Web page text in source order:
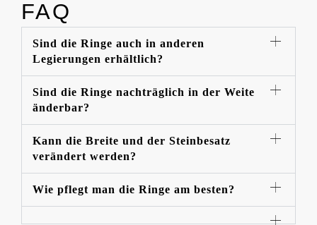
FAQ
Sind die Ringe auch in anderen
Legierungen erhältlich?
Sind die Ringe nachträglich in der Weite
änderbar?
Kann die Breite und der Steinbesatz
verändert werden?
Wie pflegt man die Ringe am besten?